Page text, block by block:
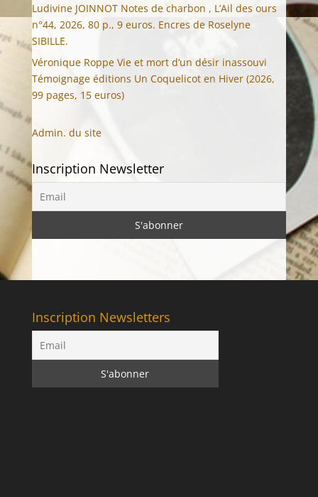
Ludivine JOINNOT Notes de charbon , L’Ail des ours
n°44, 2026, 80 p., 9 euros. Encres de Roselyne
SIBILLE.
Véronique Roppe Vie et mort d’un désir inassouvi
Témoignage éditions Un Coquelicot en Hiver (2026,
99 pages, 15 euros)
Admin. du site
Inscription Newsletter
Inscription Newsletters